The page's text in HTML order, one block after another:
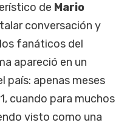
de Mario
conversación y
fanáticos del
apareció en un
apenas meses
cuando para muchos
visto como una